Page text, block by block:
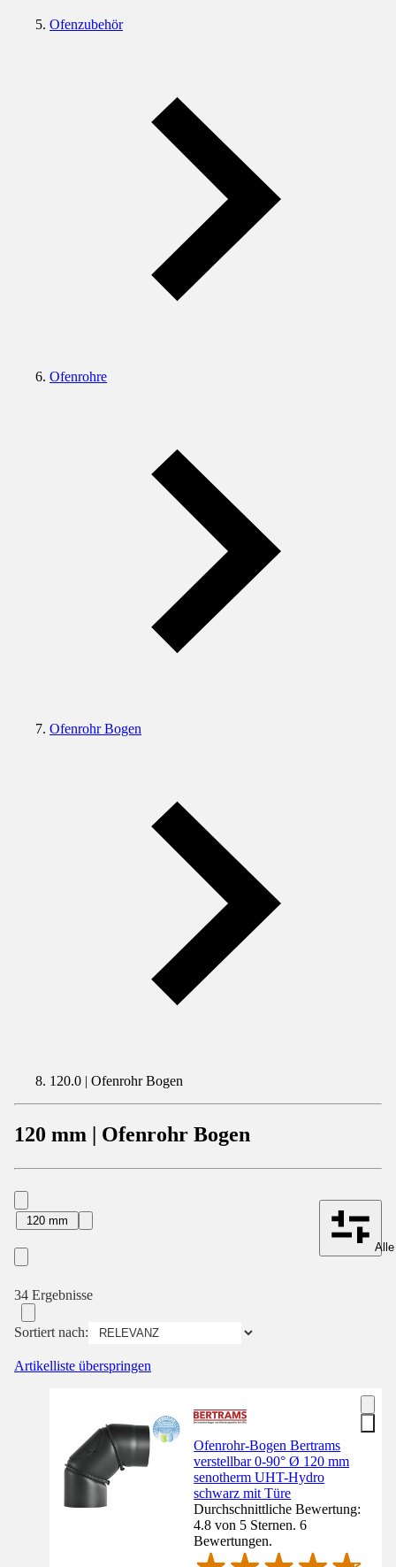
Ofenzubehör
Ofenrohre
Ofenrohr Bogen
120.0 | Ofenrohr Bogen
120 mm | Ofenrohr Bogen
120 mm
34 Ergebnisse
Sortiert nach:
Artikelliste überspringen
Ofenrohr-Bogen Bertrams
verstellbar 0-90° Ø 120 mm
senotherm UHT-Hydro
schwarz mit Türe
Durchschnittliche Bewertung:
4.8 von 5 Sternen. 6
Bewertungen.